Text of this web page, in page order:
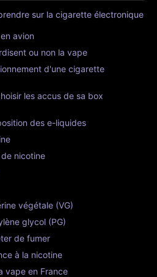
sur la cigarette électronique
avion
ou non la vape
d'une cigarette
les accus de sa box
des e-liquides
nicotine
végétale (VG)
glycol (PG)
de fumer
à la nicotine
vape en France